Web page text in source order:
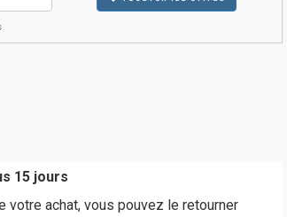
15 jours
achat, vous pouvez le retourner